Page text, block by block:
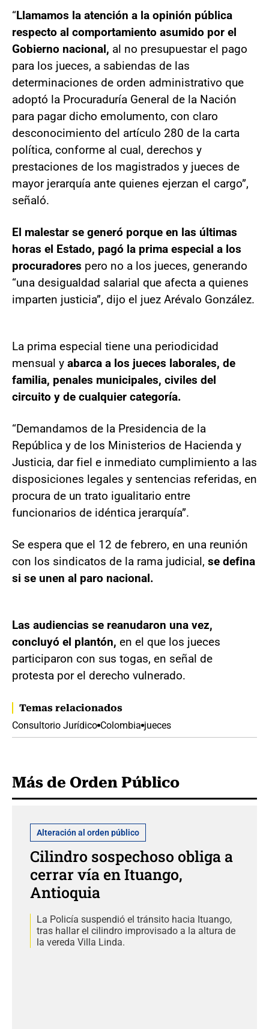
“Llamamos la atención a la opinión pública
respecto al comportamiento asumido por el
Gobierno nacional, al no presupuestar el pago
para los jueces, a sabiendas de las
determinaciones de orden administrativo que
adoptó la Procuraduría General de la Nación
para pagar dicho emolumento, con claro
desconocimiento del artículo 280 de la carta
política, conforme al cual, derechos y
prestaciones de los magistrados y jueces de
mayor jerarquía ante quienes ejerzan el cargo”,
señaló.
El malestar se generó porque en las últimas
horas el Estado, pagó la prima especial a los
procuradores pero no a los jueces, generando
“una desigualdad salarial que afecta a quienes
imparten justicia”, dijo el juez Arévalo González.
La prima especial tiene una periodicidad
mensual y abarca a los jueces laborales, de
familia, penales municipales, civiles del
circuito y de cualquier categoría.
“Demandamos de la Presidencia de la
República y de los Ministerios de Hacienda y
Justicia, dar fiel e inmediato cumplimiento a las
disposiciones legales y sentencias referidas, en
procura de un trato igualitario entre
funcionarios de idéntica jerarquía”.
Se espera que el 12 de febrero, en una reunión
con los sindicatos de la rama judicial, se defina
si se unen al paro nacional.
Las audiencias se reanudaron una vez,
concluyó el plantón, en el que los jueces
participaron con sus togas, en señal de
protesta por el derecho vulnerado.
Temas relacionados
Consultorio Jurídico Colombia jueces
Más de Orden Público
Alteración al orden público
Cilindro sospechoso obliga a
cerrar vía en Ituango,
Antioquia
La Policía suspendió el tránsito hacia Ituango,
tras hallar el cilindro improvisado a la altura de
la vereda Villa Linda.